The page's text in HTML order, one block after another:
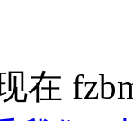
在